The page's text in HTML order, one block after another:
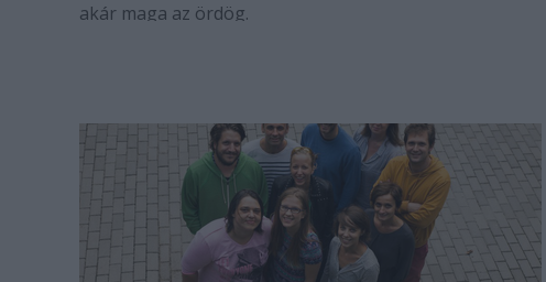
akár maga az ördög.